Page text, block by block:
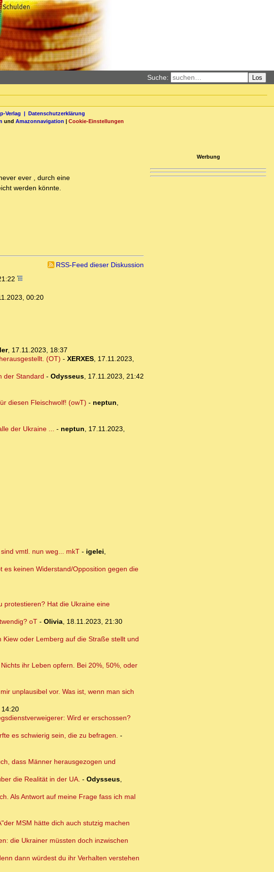
Suche: Los
Verlag | Datenschutzerklärung
und Amazonnavigation | Cookie-Einstellungen
ever , durch eine
werden könnte.
RSS-Feed dieser Diskussion
00:20
, 17.11.2023, 18:37
(OT) - XERXES, 17.11.2023,
der Standard - Odysseus, 17.11.2023, 21:42
diesen Fleischwolf! (owT) - neptun,
der Ukraine ... - neptun, 17.11.2023,
vmtl. nun weg... mkT- igelei,
keinen Widerstand/Opposition gegen die
protestieren? Hat die Ukraine eine
oT- Olivia, 18.11.2023, 21:30
oder Lemberg auf die Straße stellt und
ihr Leben opfern. Bei 20%, 50%, oder
unplausibel vor. Was ist, wenn man sich
14:20
Wird er erschossen?
es schwierig sein, die zu befragen. -
dass Männer herausgezogen und
die Realität in der UA. - Odysseus,
Als Antwort auf meine Frage fass ich mal
MSM hätte dich auch stutzig machen
die Ukrainer müssten doch inzwischen
dann würdest du ihr Verhalten verstehen
Werbung